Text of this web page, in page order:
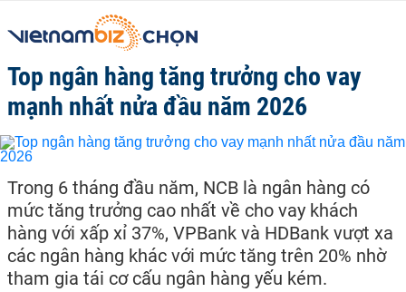
Top ngân hàng tăng trưởng cho vay
mạnh nhất nửa đầu năm 2026
Trong 6 tháng đầu năm, NCB là ngân hàng có
mức tăng trưởng cao nhất về cho vay khách
hàng với xấp xỉ 37%, VPBank và HDBank vượt xa
các ngân hàng khác với mức tăng trên 20% nhờ
tham gia tái cơ cấu ngân hàng yếu kém.